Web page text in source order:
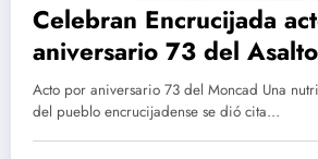
Celebran Encrucijada
aniversario 73 del
CuartelMoncada
Acto por aniversario 73 del Moncad Una
del pueblo encrucijadense se dió cita…